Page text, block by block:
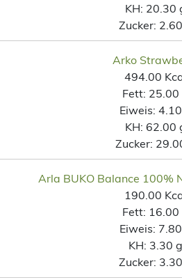
KH: 20.30
Zucker:
Arko
494.00
Fett: 25.00
Eiweis:
KH: 62.00
Zucker:
Arla BUKO Balance 100%
190.00
Fett: 16.00
Eiweis:
KH: 3.30 g
Zucker: